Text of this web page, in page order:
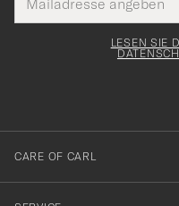
Mail
Adresse
Tack
för
dig
till
vårt
nyhetsbrev!
LESEN SIE
CARE OF CARL